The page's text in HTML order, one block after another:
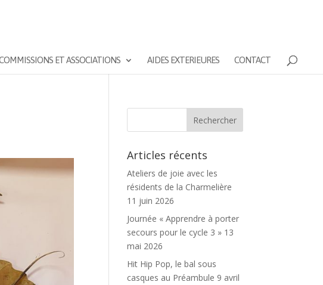
ET ASSOCIATIONS AIDES EXTERIEURES CONTACT
Articles récents
Ateliers de joie avec les
résidents de la Charmelière
11 juin 2026
Journée « Apprendre à porter
secours pour le cycle 3 » 13
mai 2026
Hit Hip Pop, le bal sous
casques au Préambule 9 avril